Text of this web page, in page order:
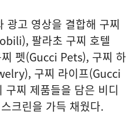
광고 영상을 결합해 구찌
팔라초 구찌 호텔
펫(Gucci Pets), 구찌 하
구찌 라이프(Gucci
찌 제품들을 담은 비디
크린을 가득 채웠다.